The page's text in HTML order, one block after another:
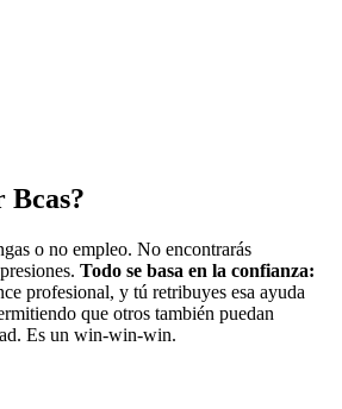
Bcas?
o no empleo. No encontrarás
Todo se basa en la confianza:
profesional, y tú retribuyes esa ayuda
que otros también puedan
Es un win-win-win.